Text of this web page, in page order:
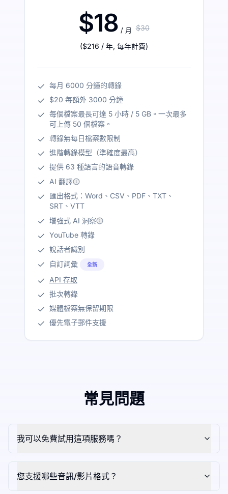
$18 / 月 $30
($216 / 年, 每年計費)
每月 6000 分鐘的轉錄
$20 每額外 3000 分鐘
每個檔案最長可達 5 小時 / 5 GB。一次最多
可上傳 50 個檔案。
轉錄無每日檔案數限制
進階轉錄模型（準確度最高）
提供 63 種語言的語音轉錄
AI 翻譯
匯出格式：Word、CSV、PDF、TXT、
SRT、VTT
增強式 AI 洞察
YouTube 轉錄
說話者識別
自訂詞彙
全新
API 存取
批次轉錄
媒體檔案無保留期限
優先電子郵件支援
常見問題
我可以免費試用這項服務嗎？
您支援哪些音訊/影片格式？